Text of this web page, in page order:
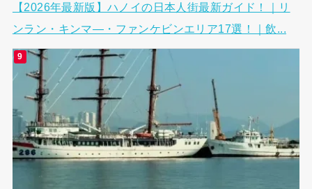
【2026年最新版】ハノイの日本人街最新ガイド！｜リ
ンラン・キンマ―・ファンケビンエリア17選！｜飲...